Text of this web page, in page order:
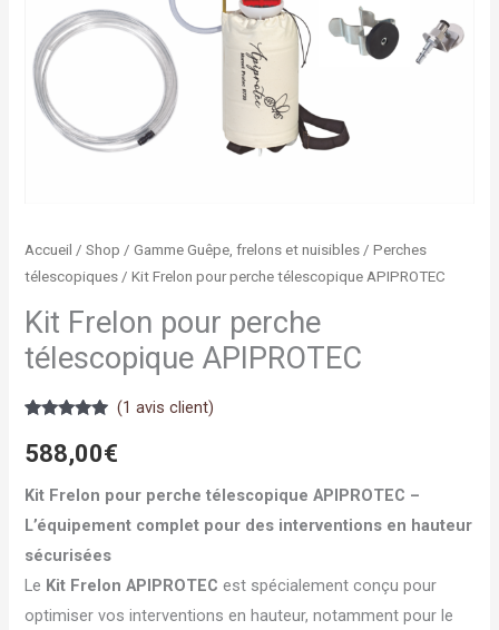
Accueil /Shop /Gamme Guêpe, frelons et nuisibles /Perches
télescopiques / Kit Frelon pour perche télescopique APIPROTEC
Kit Frelon pour perche
télescopique APIPROTEC
sur 5
basé sur
client
(1 avis client)
588,00€
Kit Frelon pour perche télescopique APIPROTEC –
L’équipement complet pour des interventions en hauteur
sécurisées
Le Kit Frelon APIPROTEC est spécialement conçu pour
optimiser vos interventions en hauteur, notamment pour le